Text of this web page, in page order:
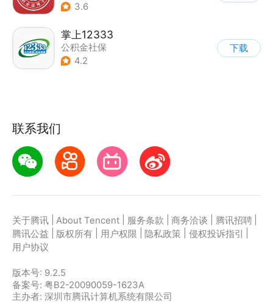
3.6
掌上12333
公积金社保
4.2
下载
联系我们
关于腾讯 About Tencent 服务条款 商务洽谈 腾讯招聘
腾讯公益
版权所有 用户权限 隐私政策 侵权投诉指引
用户协议
版本号: 9.2.5
备案号: 粤B2-20090059-1623A
主办者: 深圳市腾讯计算机系统有限公司